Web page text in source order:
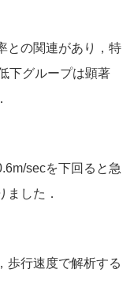
の関連があり， 特
下グループは顕著
secを下回ると急
ました．
歩行速度で解析する